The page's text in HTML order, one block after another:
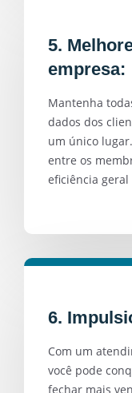
5.
empresa:
Mantenha
dados dos
um único
entre os
eficiência
6.
Com um
você pode
fechar mais